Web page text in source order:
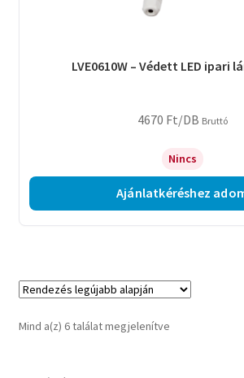
LVE0610W – Védett LED ipari
4670 Ft/DB Bruttó
Nincs
Ajánlatkéréshez
Mind a(z) 6 találat megjelenítveSorted